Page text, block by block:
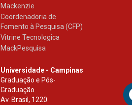
Mackenzie
Coordenadoria de
Fomento à Pesquisa (CFP)
Vitrine Tecnologica
MackPesquisa
Universidade - Campinas
Graduação e Pós-
Graduação
Av. Brasil, 1220